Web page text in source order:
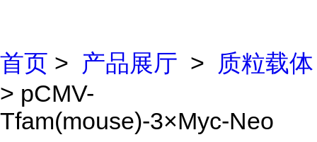
首页 > 产品展厅 >
质粒载体
> pCMV-
Tfam(mouse)-3×Myc-Neo